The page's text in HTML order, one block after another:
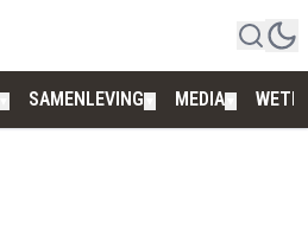
SAMENLEVING MEDIA